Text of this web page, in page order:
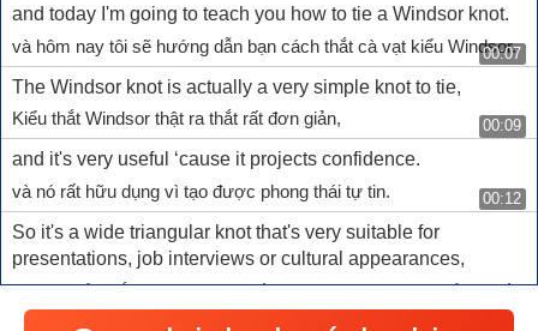
and today I'm going to teach you how to tie a Windsor knot.
và hôm nay tôi sẽ hướng dẫn bạn cách thắt cà vạt kiểu Windsor.
00:07
The Windsor knot is actually a very simple knot to tie,
Kiểu thắt Windsor thật ra thắt rất đơn giản,
00:09
and it's very useful ‘cause it projects confidence.
và nó rất hữu dụng vì tạo được phong thái tự tin.
00:12
So it's a wide triangular knot that's very suitable for
presentations, job interviews or cultural appearances,
Đây là kiểu thắt tam giác rộng rất phù hợp với những buổi thuyết
trình, phỏng vấn xin việc hay ra mắt văn hoá,